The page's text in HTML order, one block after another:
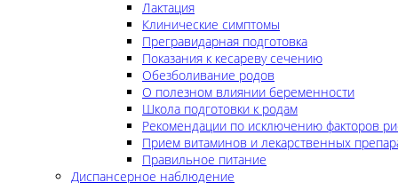
Лактация
Клинические симптомы
Прегравидарная подготовка
Показания к кесареву сечению
Обезболивание родов
О полезном влиянии беременности
Школа подготовки к родам
Рекомендации по исключению факторов
Прием витаминов и лекарственных
Правильное питание
Диспансерное наблюдение